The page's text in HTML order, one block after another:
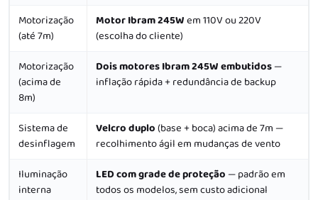
Motorização
(até 7m)
Motor Ibram 245Wem 110V ou 220V
(escolha do cliente)
Motorização
(acima de
8m)
Dois motores Ibram 245W embutidos—
inflação rápida + redundância de backup
Sistema de
desinflagem
Velcro duplo(base + boca) acima de 7m —
recolhimento ágil em mudanças de vento
Iluminação
interna
LED com grade de proteção — padrão em
todos os modelos, sem custo adicional